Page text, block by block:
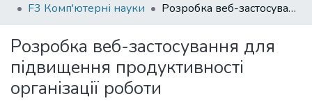
All of DSpace
Statistics
F3 Комп'ютерні науки
Розробка веб-застосування для підвищення продуктивності організації роботи
Розробка веб-застосування для
підвищення продуктивності
організації роботи